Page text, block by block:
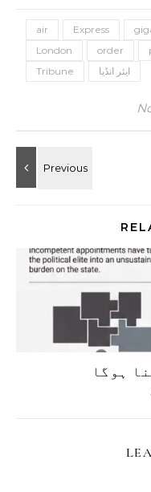
air Express
London
order
Tribune
ایئر انڈیا
ہوگا